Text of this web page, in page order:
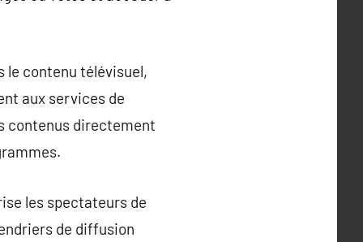
le contenu télévisuel,
aux services de
contenus directement
les spectateurs de
de diffusion